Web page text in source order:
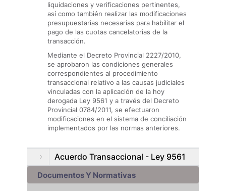
liquidaciones y verificaciones pertinentes,
así como también realizar las modificaciones
presupuestarias necesarias para habilitar el
pago de las cuotas cancelatorias de la
transacción.
Mediante el Decreto Provincial 2227/2010,
se aprobaron las condiciones generales
correspondientes al procedimiento
transaccional relativo a las causas judiciales
vinculadas con la aplicación de la hoy
derogada Ley 9561 y a través del Decreto
Provincial 0784/2011, se efectuaron
modificaciones en el sistema de conciliación
implementados por las normas anteriores.
Acuerdo Transaccional - Ley 9561
Documentos Y Normativas